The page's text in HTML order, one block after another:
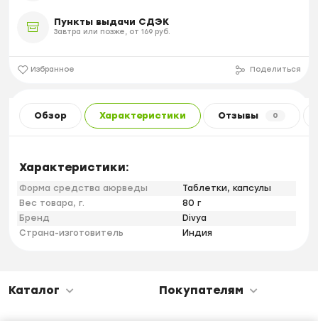
Пункты выдачи СДЭК
Завтра или позже, от 169 руб.
Избранное Поделиться
Обзор Характеристики Отзывы 0
Характеристики:
Форма средства аюрведы
Таблетки, капсулы
Вес товара, г.
80 г
Бренд
Divya
Страна-изготовитель
Индия
Каталог Покупателям